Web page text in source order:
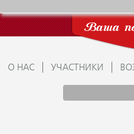
Ваша
О НАС УЧАСТНИКИ